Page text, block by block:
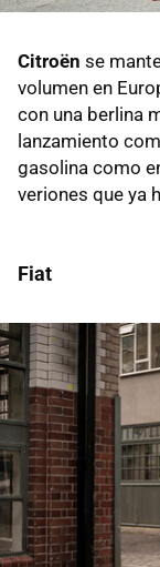
Citroën se
volumen en
con una berlina
lanzamiento
gasolina como
veriones que ya
Fiat